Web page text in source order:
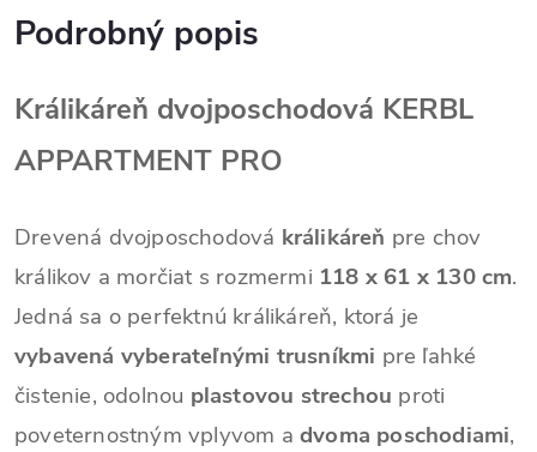
Podrobný popis
Králikáreň dvojposchodová KERBL
APPARTMENT PRO
Drevená dvojposchodová králikáreň pre chov
králikov a morčiat s rozmermi 118 x 61 x 130 cm.
Jedná sa o perfektnú králikáreň, ktorá je
vybavená vyberateľnými trusníkmi pre ľahké
čistenie, odolnou plastovou strechou proti
poveternostným vplyvom a dvoma poschodiami,